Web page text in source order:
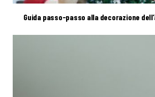
Guida passo-passo alla decorazione